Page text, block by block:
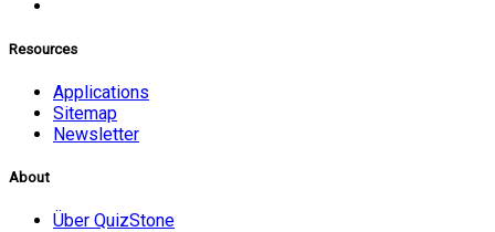
Resources
Applications
Sitemap
Newsletter
About
Über QuizStone